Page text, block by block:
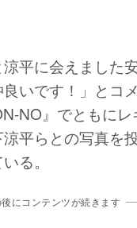
平に会えました
いです！」とコ
NO』でともに
平らとの写真を
る。
にコンテンツが続きます